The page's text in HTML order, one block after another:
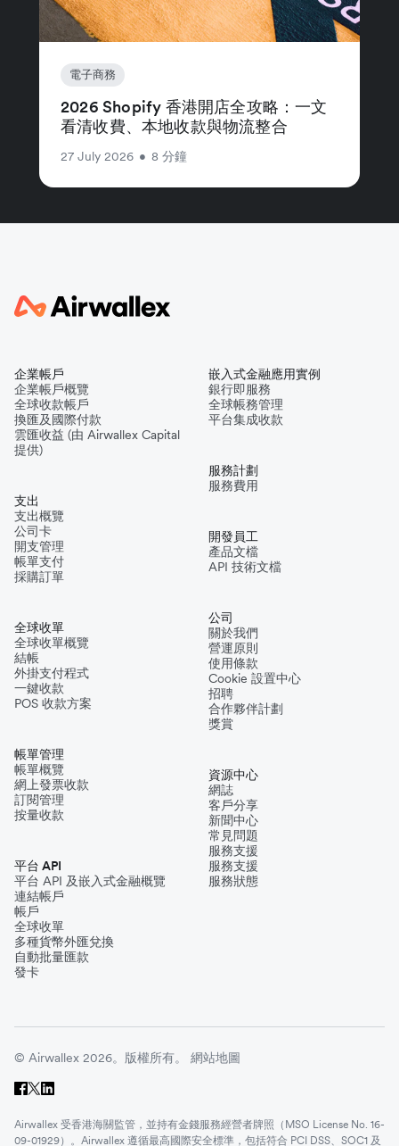
電子商務
2026 Shopify 香港開店全攻略：一文
看清收費、本地收款與物流整合
27 July 2026 • 8 分鐘
企業帳戶
企業帳戶概覽
全球收款帳戶
換匯及國際付款
雲匯收益 (由 Airwallex Capital
提供)
支出
支出概覽
公司卡
開支管理
帳單支付
採購訂單
全球收單
全球收單概覽
結帳
外掛支付程式
一鍵收款
POS 收款方案
帳單管理
帳單概覽
網上發票收款
訂閱管理
按量收款
平台 API
平台 API 及嵌入式金融概覽
連結帳戶
帳戶
全球收單
多種貨幣外匯兌換
自動批量匯款
發卡
嵌入式金融應用實例
銀行即服務
全球帳務管理
平台集成收款
服務計劃
服務費用
開發員工
產品文檔
API 技術文檔
公司
關於我們
營運原則
使用條款
Cookie 設置中心
招聘
合作夥伴計劃
獎賞
資源中心
網誌
客戶分享
新聞中心
常見問題
服務支援
服務支援
服務狀態
© Airwallex 2026。版權所有。 網站地圖
Airwallex 受香港海關監管，並持有金錢服務經營者牌照（MSO License No. 16-
09-01929）。Airwallex 遵循最高國際安全標準，包括符合 PCI DSS、SOC1 及